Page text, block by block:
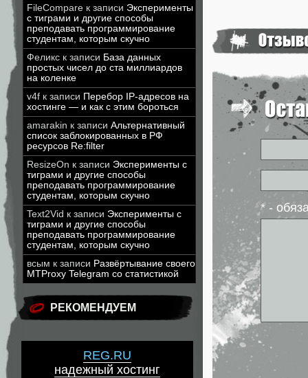
FileCompare к записи Эксперименты
с тиграми и другие способы
преподавать программирование
студентам, которым скучно
Феликс к записи База данных
простых чисел до ста миллиардов
на коленке
v4f к записи Перебор IP-адресов на
хостинге — и как с этим бороться
amarakin к записи Альтернативный
список заблокированных в РФ
ресурсов Re:filter
ResizeOn к записи Эксперименты с
тиграми и другие способы
преподавать программирование
студентам, которым скучно
Text2Vid к записи Эксперименты с
тиграми и другие способы
преподавать программирование
студентам, которым скучно
всым к записи Развёртывание своего
MTProxy Telegram со статистикой
РЕКОМЕНДУЕМ
REG.RU
надежный хостинг
* -